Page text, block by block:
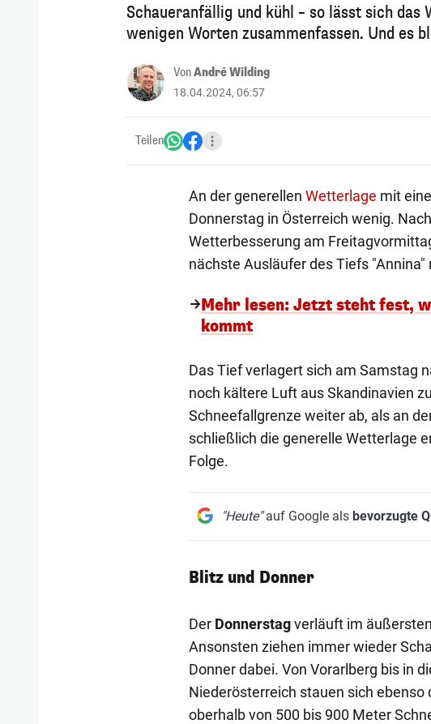
Schaueranfällig und kühl – so lässt sich
wenigen Worten zusammenfassen. Und es
VonAndré Wilding
18.04.2024, 06:57
Teilen
An der generellen Wetterlage mit
Donnerstag in Österreich wenig.
Wetterbesserung am
nächste Ausläufer des Tiefs
Mehr lesen: Jetzt steht fest,
kommt
Das Tief verlagert sich am Samstag
noch kältere Luft aus Skandinavien
Schneefallgrenze weiter ab, als an
schließlich die generelle Wetterlage
Folge.
"Heute"auf Google als bevorzugte
Blitz und Donner
Der Donnerstagverläuft im
Ansonsten ziehen immer wieder
Donner dabei. Von Vorarlberg bis in
Niederösterreich stauen sich ebenso
oberhalb von 500 bis 900 Meter